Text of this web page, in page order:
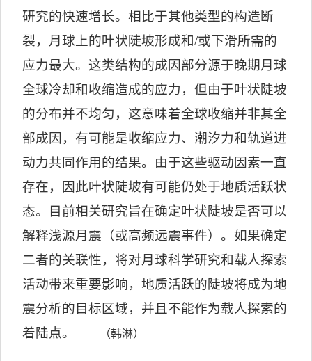
研究的快速增长。相比于其他类型的构造断
裂，月球上的叶状陡坡形成和/或下滑所需的
应力最大。这类结构的成因部分源于晚期月球
全球冷却和收缩造成的应力，但由于叶状陡坡
的分布并不均匀，这意味着全球收缩并非其全
部成因，有可能是收缩应力、潮汐力和轨道进
动力共同作用的结果。由于这些驱动因素一直
存在，因此叶状陡坡有可能仍处于地质活跃状
态。目前相关研究旨在确定叶状陡坡是否可以
解释浅源月震（或高频远震事件）。如果确定
二者的关联性，将对月球科学研究和载人探索
活动带来重要影响，地质活跃的陡坡将成为地
震分析的目标区域，并且不能作为载人探索的
着陆点。
（韩淋）